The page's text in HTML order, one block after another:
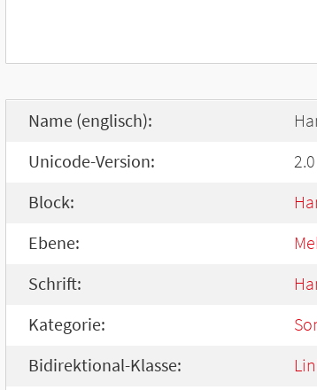
Name (englisch):
Unicode-Version:
Block:
Ebene:
Schrift:
Kategorie:
Bidirektional-Klasse: